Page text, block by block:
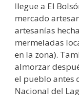
llegue a El
mercado
artesanías
mermeladas
en la zona).
almorzar
el pueblo antes
Nacional del